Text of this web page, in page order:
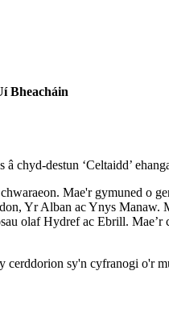
Bheacháin
chyd-destun ‘Celtaidd’
Mae'r gymuned o
Yr Alban ac Ynys
olaf Hydref ac Ebrill.
sy'n cyfranogi o'r